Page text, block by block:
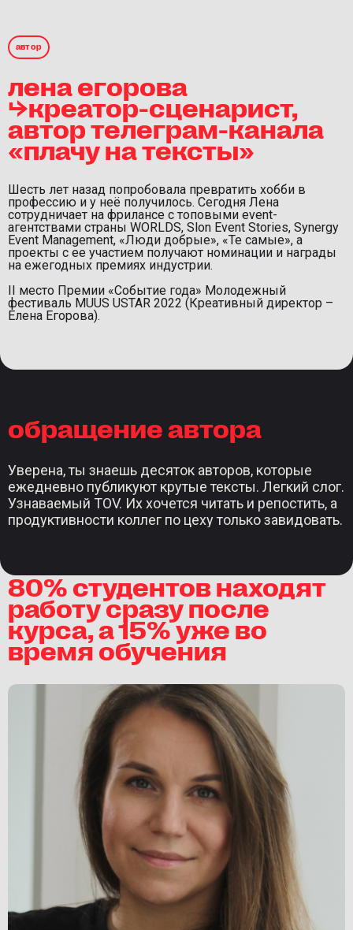
автор
лена егорова
⮡креатор-сценарист,
автор телеграм-канала
«плачу на тексты»
Шесть лет назад попробовала превратить хобби в
профессию и у неё получилось. Сегодня Лена
сотрудничает на фрилансе с топовыми event-
агентствами страны WORLDS, Slon Event Stories, Synergy
Event Management, «Люди добрые», «Те самые», а
проекты с ее участием получают номинации и награды
на ежегодных премиях индустрии.
II место Премии «Событие года» Молодежный
фестиваль MUUS USTAR 2022 (Креативный директор –
Елена Егорова).
обращение автора
Уверена, ты знаешь десяток авторов, которые
ежедневно публикуют крутые тексты. Легкий слог.
Узнаваемый TOV. Их хочется читать и репостить, а
продуктивности коллег по цеху только завидовать.
80% студентов находят
работу сразу после
курса, а 15% уже во
время обучения